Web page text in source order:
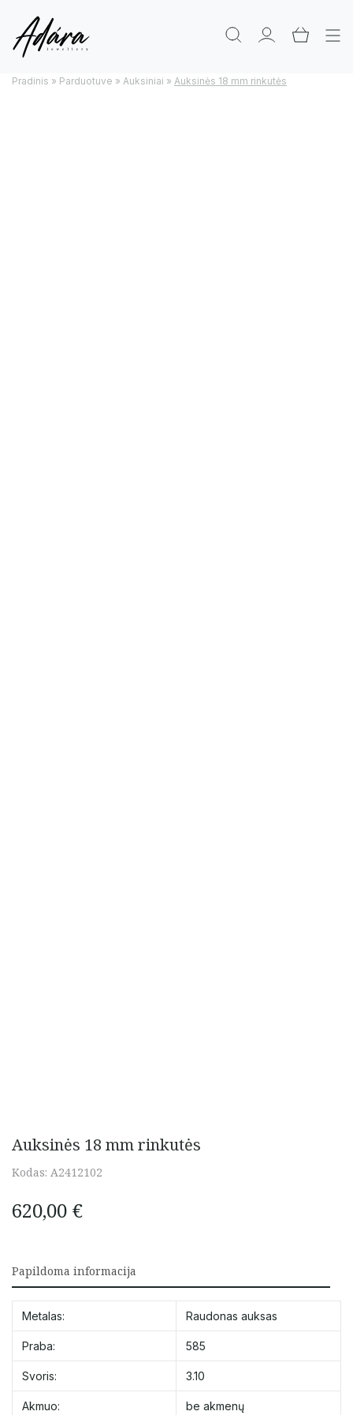
Pradinis » Parduotuve » Auksiniai » Auksinės 18 mm rinkutės
Auksinės 18 mm rinkutės
Kodas: A2412102
620,00 €
Papildoma informacija
Metalas: Raudonas auksas
Praba: 585
Svoris: 3.10
Akmuo: be akmenų